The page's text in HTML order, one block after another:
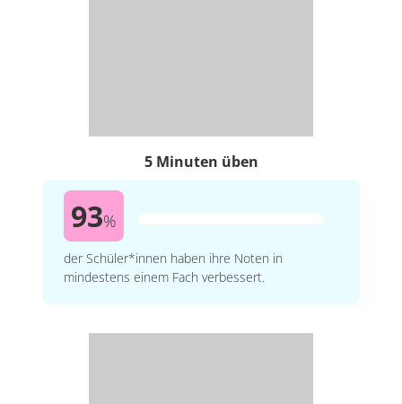
5 Minuten üben
93%
der Schüler*innen haben ihre Noten in
mindestens einem Fach verbessert.